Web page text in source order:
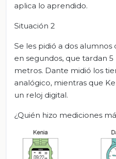
aplica lo aprendido.
Situación 2
Se les pidió a dos
en segundos, que tardan
metros. Dante midió los
analógico, mientras que
un reloj digital.
¿Quién hizo mediciones